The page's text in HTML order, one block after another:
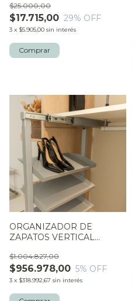
$17.715,00
$25.000,00
29% OFF
3 x $5.905,00 sin interés
ORGANIZADOR DE
ZAPATOS VERTICAL
$956.978,00
$1.004.827,00
5% OFF
3 x $318.992,67 sin interés